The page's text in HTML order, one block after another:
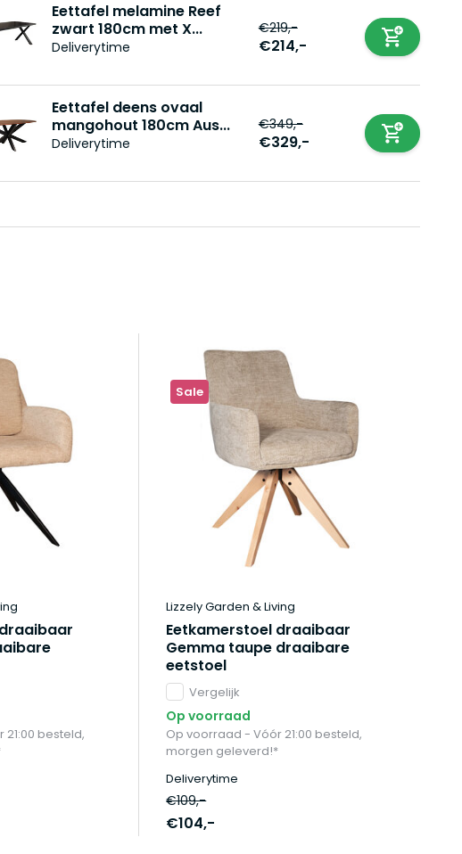
Eettafel melamine Reef
zwart 180cm met X...
Deliverytime
€219,-
€214,-
Eettafel deens ovaal
mangohout 180cm Aus...
Deliverytime
€349,-
€329,-
besteld,
Sale
Lizzely Garden & Living
Eetkamerstoel draaibaar
Gemma taupe draaibare
eetstoel
Vergelijk
Op voorraad
Op voorraad - Vóór 21:00 besteld,
morgen geleverd!*
Deliverytime
€109,-
€104,-